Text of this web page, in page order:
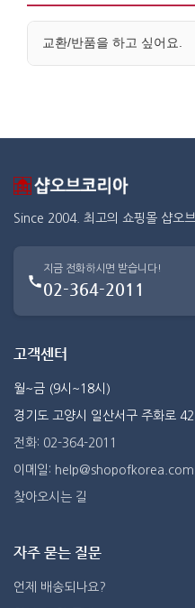
교환/반품을 하고 싶어요.
Since 2004. 최고의 쇼핑몰 샵오
지금 전화하시면 받습니다!
02-364-2011
고객센터
월~금 (9시~18시)
경기도 고양시 일산서구 주화로
전화: 02-364-2011
이메일: help@shopofkorea.com
찾아오시는 길
자주 묻는 질문
언제 배송되나요?